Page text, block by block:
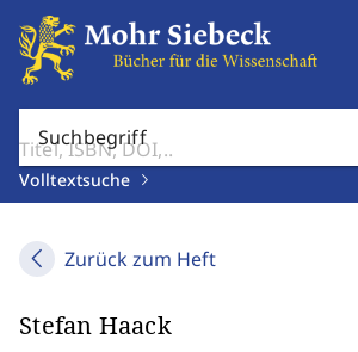
Suchbegriff
Volltextsuche
Zurück zum Heft
Stefan Haack